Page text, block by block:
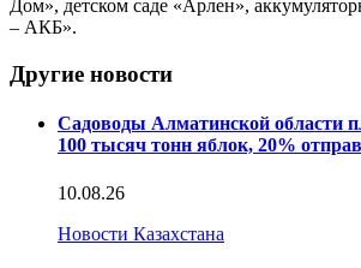
Дом», детском саде «Арлен»,
– АКБ».
Другие новости
Садоводы Алматинской области
100 тысяч тонн яблок, 20%
10.08.26
Новости Казахстана